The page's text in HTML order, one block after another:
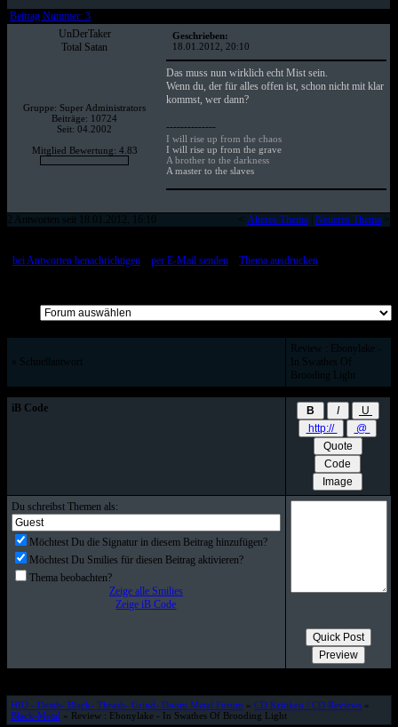
Beitrag Nummer: 3
UnDerTaker
Total Satan
Gruppe: Super Administrators
Beiträge: 10724
Seit: 04.2002
Mitglied Bewertung: 4.83
Geschrieben:
18.01.2012, 20:10
Das muss nun wirklich echt Mist sein.
Wenn du, der für alles offen ist, schon nicht mit klar
kommst, wer dann?
--------------
I will rise up from the chaos
I will rise up from the grave
A brother to the darkness
A master to the slaves
2 Antworten seit 18.01.2012, 16:10 Älteres Thema| Neueres Thema>
bei Antworten benachrichtigen:: per E-Mail senden:: Thema ausdrucken]
» Schnellantwort
Review : Ebonylake -
In Swathes Of
Brooding Light
iB Code
Du schreibst Themen als:
Möchtest Du die Signatur in diesem Beitrag hinzufügen?
Möchtest Du Smilies für diesen Beitrag aktivieren?
Thema beobachten?
Zeige alle Smilies
Zeige iB Code
HIO - Death- Black- Thrash- Grind- Doom Metal Forum » CD Kritiken / CD Reviews»
Black-Metal » Review : Ebonylake - In Swathes Of Brooding Light